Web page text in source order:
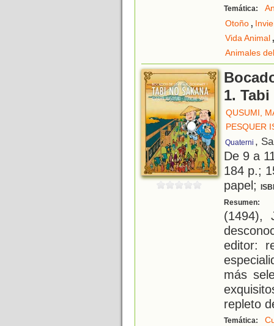
Temática:
Otoño,
Vida Animal
Animales
1.
QUSUMI,
PESQUER
Quaterni ,
De 9 a
184 p.;
papel;
Resumen:
(1494),
editor:
más
repleto
Temática: